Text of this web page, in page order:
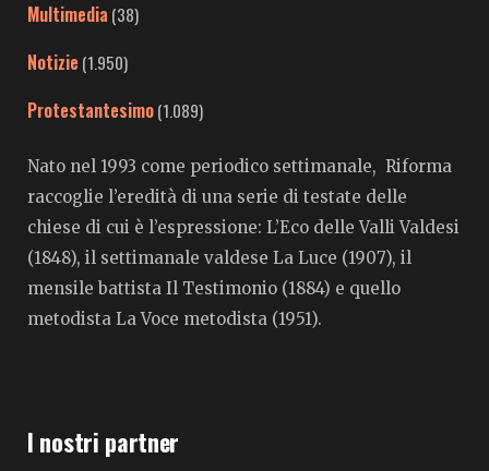
Multimedia (38)
Notizie (1.950)
Protestantesimo(1.089)
Nato nel 1993 come periodico settimanale, Riforma
raccoglie l’eredità di una serie di testate delle
chiese di cui è l’espressione: L’Eco delle Valli Valdesi
(1848), il settimanale valdese La Luce (1907), il
mensile battista Il Testimonio (1884) e quello
metodista La Voce metodista (1951).
I nostri partner